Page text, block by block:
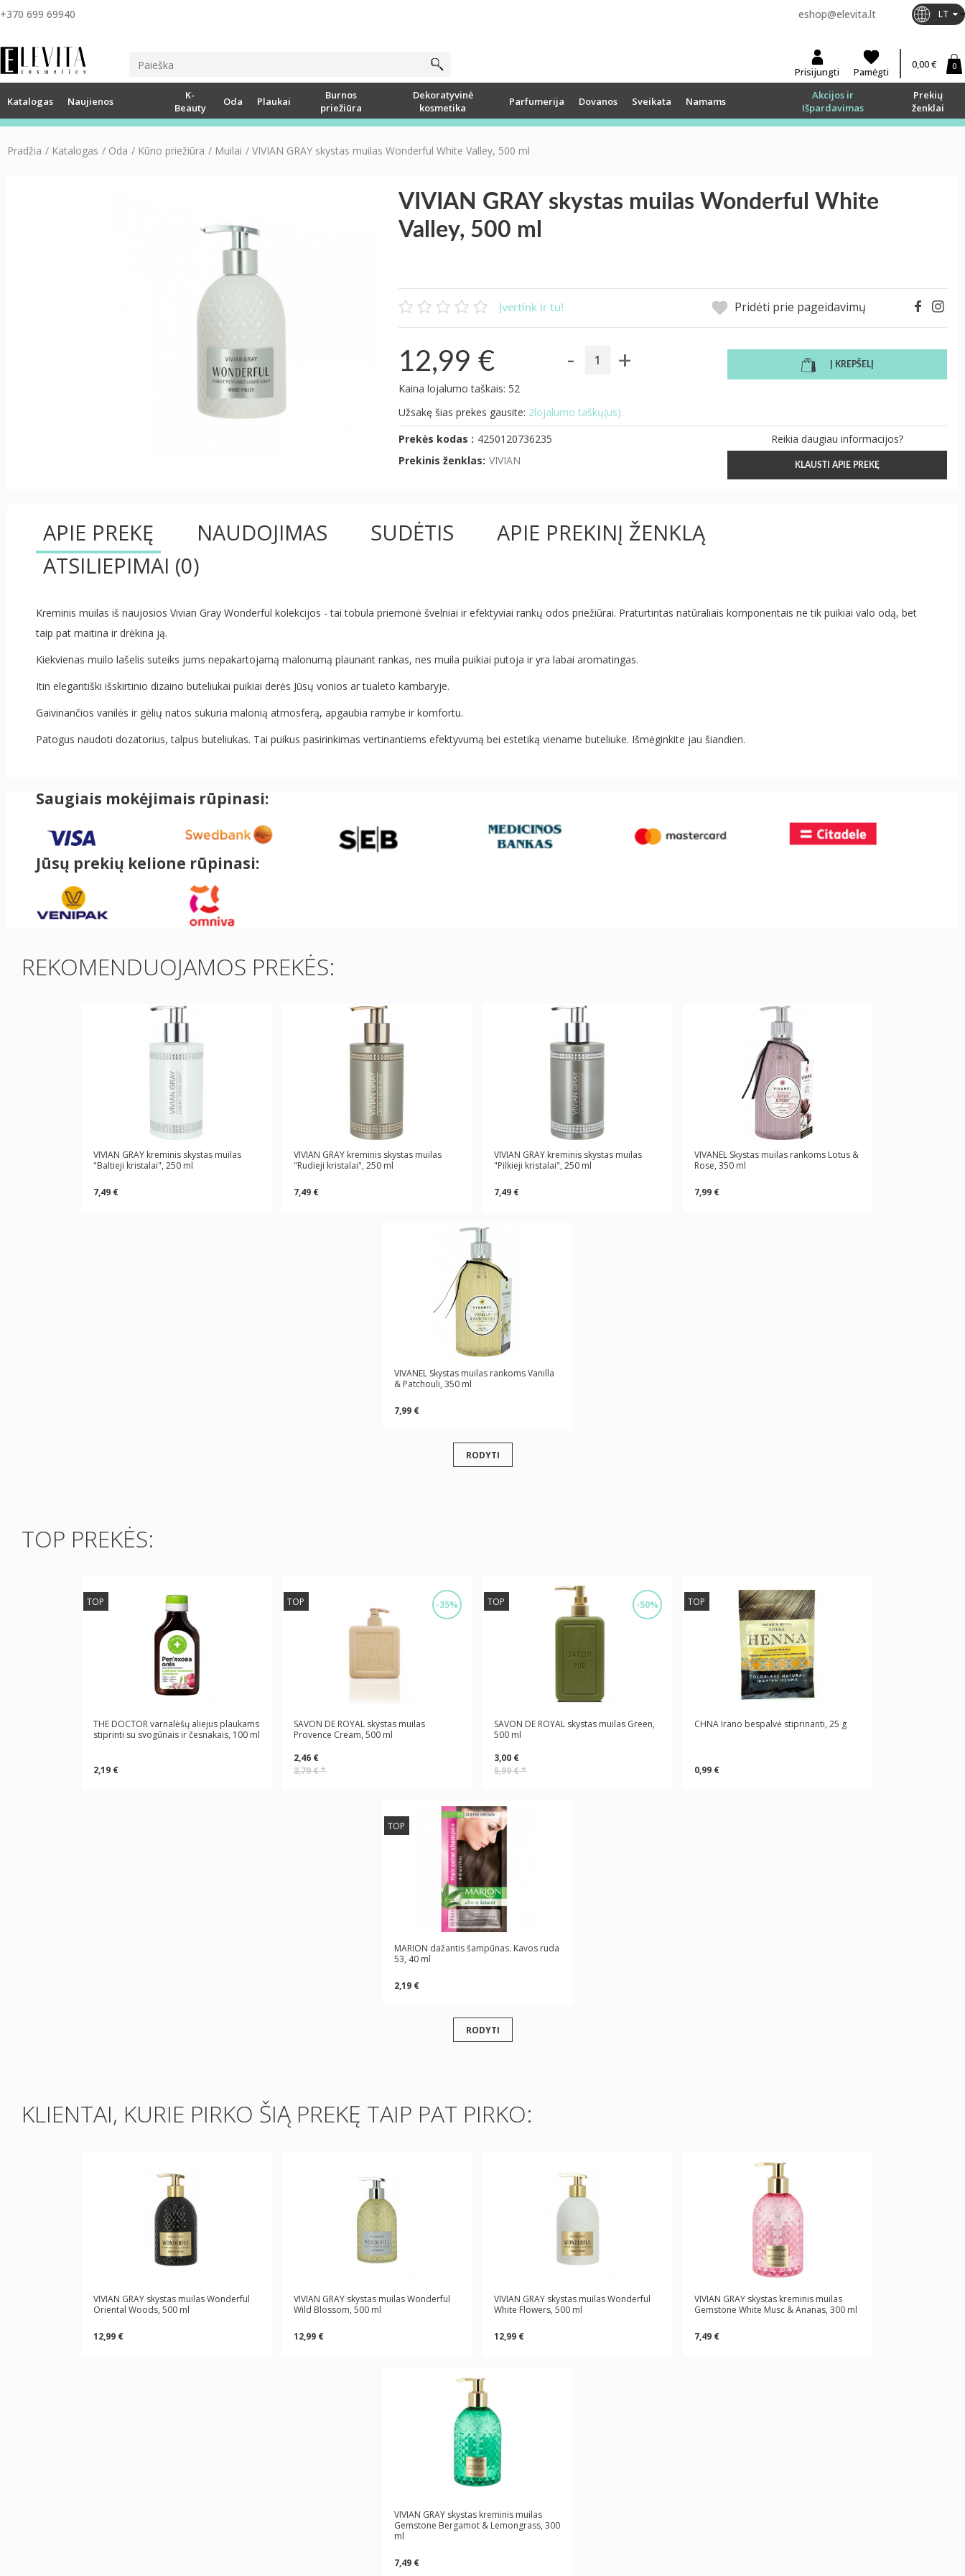
+370 699 69940 eshop@elevita.lt LT
Prisijungti Pamėgti
0,00 € 0
Katalogas Naujienos
K-
Beauty
Oda Plaukai
Burnos
priežiūra
Dekoratyvinė
kosmetika
Parfumerija Dovanos Sveikata Namams
Akcijos ir
Išpardavimas
Prekių
ženklai
Pradžia / Katalogas / Oda / Kūno priežiūra / Muilai / VIVIAN GRAY skystas muilas Wonderful White Valley, 500 ml
VIVIAN GRAY skystas muilas Wonderful White
Valley, 500 ml
Įvertink ir tu! Pridėti prie pageidavimų
12,99 € - + Į KREPŠELĮ
Kaina lojalumo taškais: 52
Užsakę šias prekes gausite: 2lojalumo taškų(us).
Prekės kodas : 4250120736235
Prekinis ženklas: VIVIAN
Reikia daugiau informacijos?
KLAUSTI APIE PREKĘ
APIE PREKĘ NAUDOJIMAS SUDĖTIS
APIE PREKINĮ ŽENKLĄ
ATSILIEPIMAI (0)
Kreminis muilas iš naujosios Vivian Gray Wonderful kolekcijos - tai tobula priemonė švelniai ir efektyviai rankų odos priežiūrai. Praturtintas natūraliais komponentais ne tik puikiai valo odą, bet
taip pat maitina ir drėkina ją.
Kiekvienas muilo lašelis suteiks jums nepakartojamą malonumą plaunant rankas, nes muila puikiai putoja ir yra labai aromatingas.
Itin elegantiški išskirtinio dizaino buteliukai puikiai derės Jūsų vonios ar tualeto kambaryje.
Gaivinančios vanilės ir gėlių natos sukuria malonią atmosferą, apgaubia ramybe ir komfortu.
Patogus naudoti dozatorius, talpus buteliukas. Tai puikus pasirinkimas vertinantiems efektyvumą bei estetiką viename buteliuke. Išmėginkite jau šiandien.
Saugiais mokėjimais rūpinasi:
Jūsų prekių kelione rūpinasi:
REKOMENDUOJAMOS PREKĖS:
VIVIAN GRAY kreminis skystas muilas
"Baltieji kristalai", 250 ml
7,49 €
VIVIAN GRAY kreminis skystas muilas
"Rudieji kristalai", 250 ml
7,49 €
VIVIAN GRAY kreminis skystas muilas
"Pilkieji kristalai", 250 ml
7,49 €
VIVANEL Skystas muilas rankoms Lotus &
Rose, 350 ml
7,99 €
VIVANEL Skystas muilas rankoms Vanilla
& Patchouli, 350 ml
7,99 €
RODYTI
TOP PREKĖS:
TOP
THE DOCTOR varnalėšų aliejus plaukams
stiprinti su svogūnais ir česnakais, 100 ml
2,19 €
-35%
TOP
SAVON DE ROYAL skystas muilas
Provence Cream, 500 ml
2,46 €
3,79 €*
-50%
TOP
SAVON DE ROYAL skystas muilas Green,
500 ml
3,00 €
5,99 €*
TOP
CHNA Irano bespalvė stiprinanti, 25 g
0,99 €
TOP
MARION dažantis šampūnas. Kavos ruda
53, 40 ml
2,19 €
RODYTI
KLIENTAI, KURIE PIRKO ŠIĄ PREKĘ TAIP PAT PIRKO:
VIVIAN GRAY skystas muilas Wonderful
Oriental Woods, 500 ml
12,99 €
VIVIAN GRAY skystas muilas Wonderful
Wild Blossom, 500 ml
12,99 €
VIVIAN GRAY skystas muilas Wonderful
White Flowers, 500 ml
12,99 €
VIVIAN GRAY skystas kreminis muilas
Gemstone White Musc & Ananas, 300 ml
7,49 €
VIVIAN GRAY skystas kreminis muilas
Gemstone Bergamot & Lemongrass, 300
ml
7,49 €